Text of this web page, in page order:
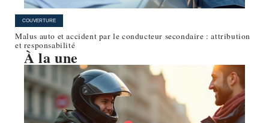
COUVERTURE
Malus auto et accident par le conducteur secondaire : attribution
et responsabilité
À la une